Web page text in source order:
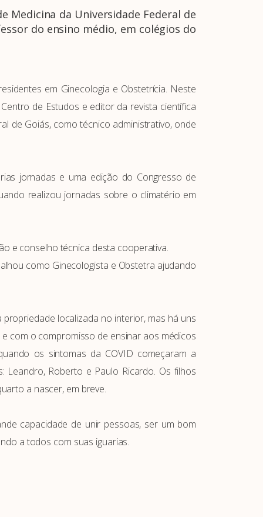
Medicina da Universidade Federal de
do ensino médio, em colégios do
em Ginecologia e Obstetrícia. Neste
de Estudos e editor da revista científica
de Goiás, como técnico administrativo, onde
jornadas e uma edição do Congresso de
realizou jornadas sobre o climatério em
e conselho técnica desta cooperativa.
como Ginecologista e Obstetra ajudando
localizada no interior, mas há uns
com o compromisso de ensinar aos médicos
os sintomas da COVID começaram a
Leandro, Roberto e Paulo Ricardo. Os filhos
a nascer, em breve.
capacidade de unir pessoas, ser um bom
a todos com suas iguarias.